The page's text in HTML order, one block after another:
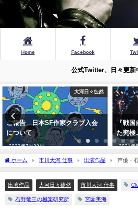
Home Facebook
公式Twitter、日々更新
日本映画
『戦国自衛隊』誰も計算しなかっ
た究極メディアミックス・映画編
2021年8月8日
ウル
作戦第
2021年
ホーム 市川大河 仕事 出演作品
声優・
ークゲスト出演情報
出演作品 大河日々徒然 市川大河 仕事
石野竜三の極楽研究所 宮園美海